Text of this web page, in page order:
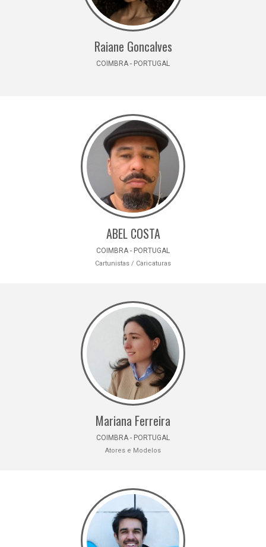
Raiane Goncalves
COIMBRA - PORTUGAL
ABEL COSTA
COIMBRA - PORTUGAL
Cartunistas / Caricaturas
Mariana Ferreira
COIMBRA - PORTUGAL
Atores e Modelos